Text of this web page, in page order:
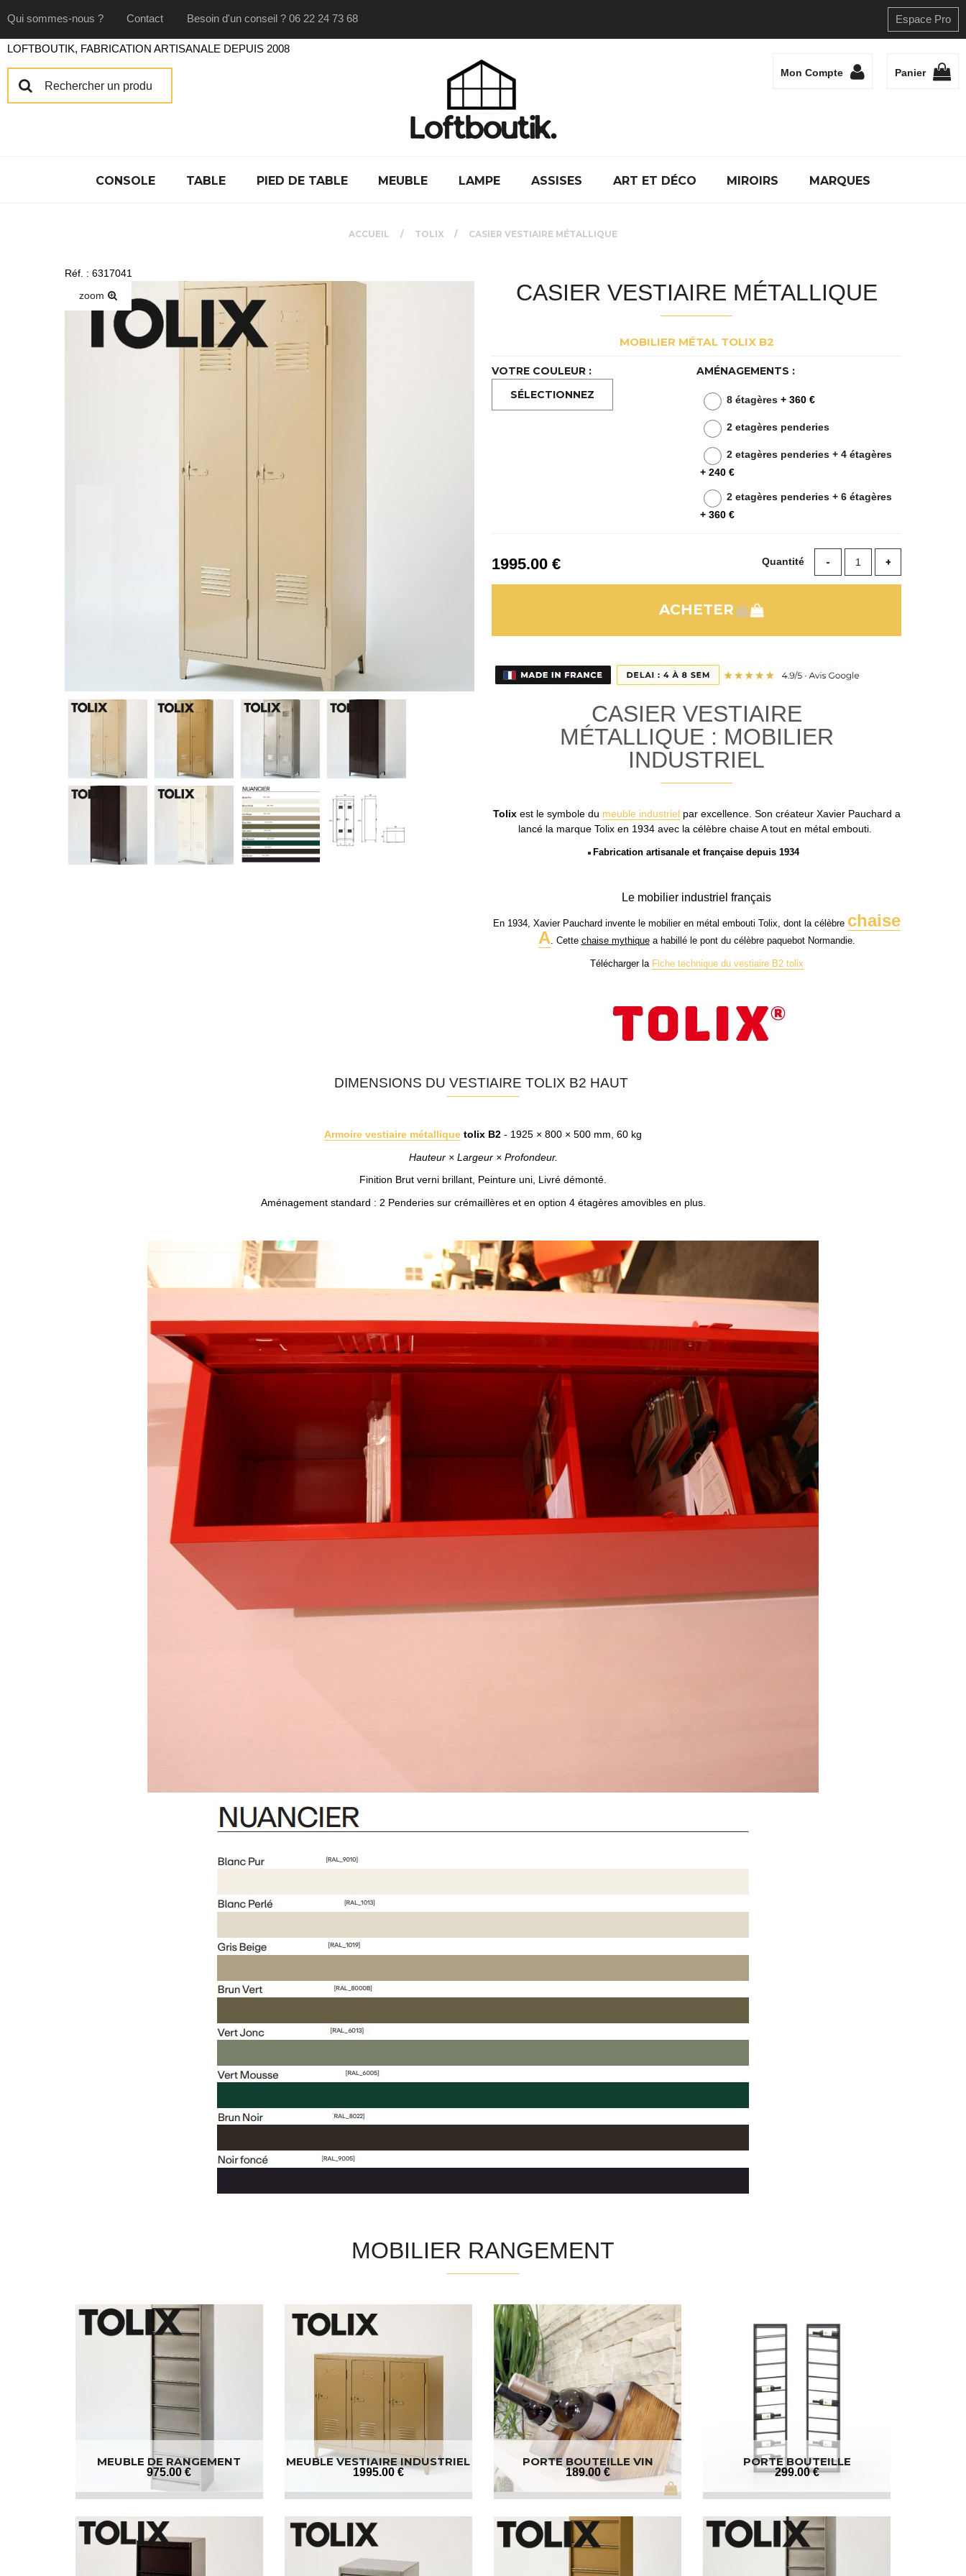
Qui sommes-nous ? Contact Besoin d'un conseil ? 06 22 24 73 68 Espace Pro
Mon Compte Panier
CONSOLE TABLE PIED DE TABLE MEUBLE LAMPE ASSISES ART ET DÉCO MIROIRS MARQUES
ACCUEIL TOLIX CASIER VESTIAIRE MÉTALLIQUE
Réf. : 6317041
zoom
CASIER VESTIAIRE MÉTALLIQUE
MOBILIER MÉTAL TOLIX B2
VOTRE COULEUR : AMÉNAGEMENTS :
8 étagères + 360 €
2 etagères penderies
2 etagères penderies + 4 étagères
+ 240 €
2 etagères penderies + 6 étagères
+ 360 €
1995.00€ Quantité
CASIER VESTIAIRE
MÉTALLIQUE : MOBILIER
INDUSTRIEL
Tolix est le symbole du meuble industrielpar excellence. Son créateur Xavier Pauchard a
lancé la marque Tolix en 1934 avec la célèbre chaise A tout en métal embouti.
Fabrication artisanale et française depuis 1934
Le mobilier industriel français
En 1934, Xavier Pauchard invente le mobilier en métal embouti Tolix, dont la célèbre chaise
A. Cette chaise mythiquea habillé le pont du célèbre paquebot Normandie.
Télécharger la Fiche technique du vestiaire B2 tolix
DIMENSIONS DU VESTIAIRE TOLIX B2 HAUT
Armoire vestiaire métallique tolix B2 - 1925 × 800 × 500 mm, 60 kg
Hauteur × Largeur × Profondeur.
Finition Brut verni brillant, Peinture uni, Livré démonté.
Aménagement standard : 2 Penderies sur crémaillères et en option 4 étagères amovibles en plus.
MOBILIER RANGEMENT
MEUBLE DE RANGEMENT
INDUSTRIEL
975.00 €
MEUBLE VESTIAIRE INDUSTRIEL
1995.00 €
PORTE BOUTEILLE VIN
189.00 €
PORTE BOUTEILLE
299.00 €
LOFTBOUTIK, FABRICATION ARTISANALE DEPUIS 2008